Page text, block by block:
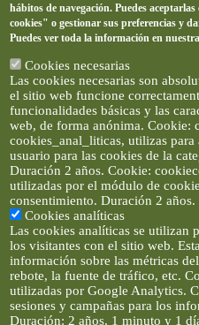
hábitos de navegación. Puedes
cookies" o gestionar sus preferencias y
Puedes ver toda la información en nuestra
Cookies necesarias
Las cookies necesarias son
el sitio web funcione
funcionalidades básicas y las
web, de forma anónima. Cookie:
cookies_anal_liticas, utilizas
usuario para las cookies de la
Duración 2 años. Cookie:
utilizadas por el módulo de
consentimiento. Duración 2 años.
Cookies analíticas
Las cookies analíticas se utilizan
los visitantes con el sitio web.
información sobre las métricas
rebote, la fuente de tráfico, etc.
utilizadas por Google Analytics.
sesiones y campañas para los
Duración: 2 años, 1 minuto y 1